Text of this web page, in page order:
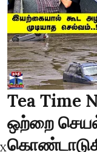
Tea Time
ஒற்றை
X